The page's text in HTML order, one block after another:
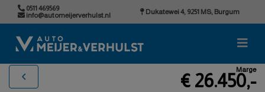
0511 469569
info@automeijerverhulst.nl
Dukatewei 4, 9251 MS, Burgum
Marge
€ 26.450,-